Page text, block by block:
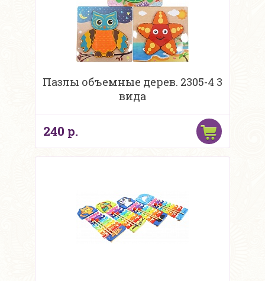
Пазлы объемные дерев. 2305-4 3
вида
240 р.